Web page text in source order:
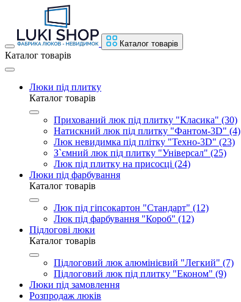
Каталог товарів
Каталог товарів
Люки під плитку
Каталог товарів
Прихований люк під плитку "Класика" (30)
Натискний люк під плитку "Фантом-3D" (4)
Люк невидимка під плітку "Техно-3D" (23)
З`ємний люк під плитку "Універсал" (25)
Люк під плитку на присосці (24)
Люки під фарбування
Каталог товарів
Люк під гіпсокартон "Стандарт" (12)
Люк під фарбування "Короб" (12)
Підлогові люки
Каталог товарів
Підлоговий люк алюмінієвий "Легкий" (7)
Підлоговий люк під плитку "Економ" (9)
Люки під замовлення
Розпродаж люків